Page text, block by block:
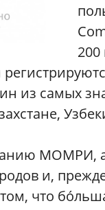
из самых
МОМРИ,
и,
что